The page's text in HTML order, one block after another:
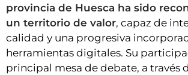
provincia de Huesca ha sido
un territorio de valor, capaz de
calidad y una progresiva
herramientas digitales. Su
principal mesa de debate, a través